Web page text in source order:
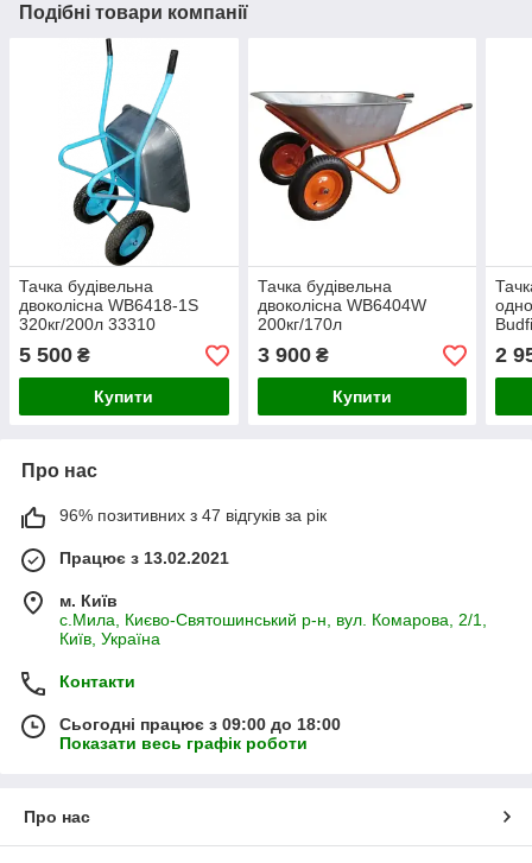
Подібні товари компанії
Тачка будівельна
двоколісна WB6418-1S
320кг/200л 33310
5 500 ₴
Купити
Тачка будівельна
двоколісна WB6404W
200кг/170л
3 900₴
Купити
2
Про нас
96% позитивних з 47 відгуків за рік
Працює з 13.02.2021
м. Київ
с.Мила, Києво-Святошинський р-н, вул. Комарова, 2/1,
Київ, Україна
Контакти
Сьогодні працює з 09:00 до 18:00
Показати весь графік роботи
Про нас